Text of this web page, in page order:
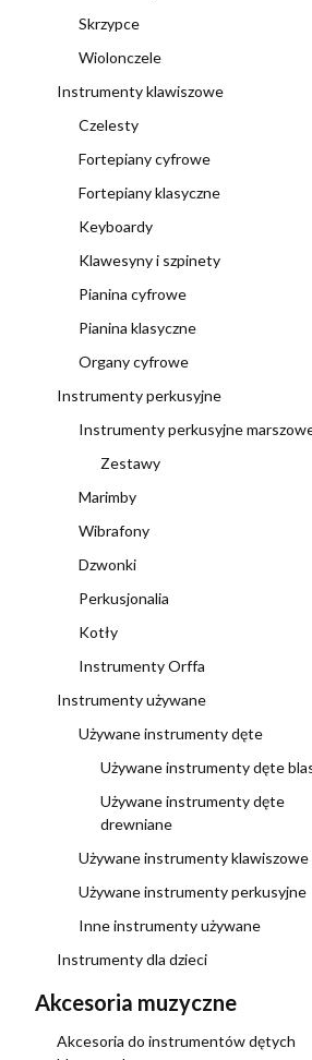
Skrzypce
Wiolonczele
Instrumenty klawiszowe
Czelesty
Fortepiany cyfrowe
Fortepiany klasyczne
Keyboardy
Klawesyny i szpinety
Pianina cyfrowe
Pianina klasyczne
Organy cyfrowe
Instrumenty perkusyjne
Instrumenty perkusyjne
Zestawy
Marimby
Wibrafony
Dzwonki
Perkusjonalia
Kotły
Instrumenty Orffa
Instrumenty używane
Używane instrumenty dęte
Używane instrumenty dęte
Używane instrumenty dęte
drewniane
Używane instrumenty klawiszowe
Używane instrumenty perkusyjne
Inne instrumenty używane
Instrumenty dla dzieci
Akcesoria muzyczne
Akcesoria do instrumentów dętych